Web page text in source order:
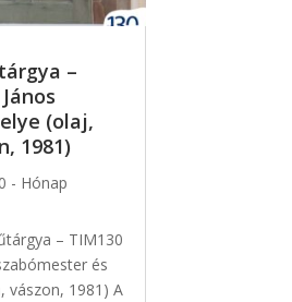
–
(olaj,
1981)
- Hónap
– TIM130
és
vászon, 1981) A